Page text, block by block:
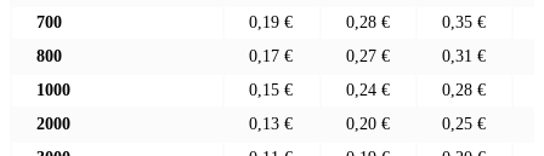
700
0,19 € 0,28 € 0,35 €
800
0,17 € 0,27 € 0,31 €
1000
0,15 € 0,24 € 0,28 €
2000
0,13 € 0,20 € 0,25 €